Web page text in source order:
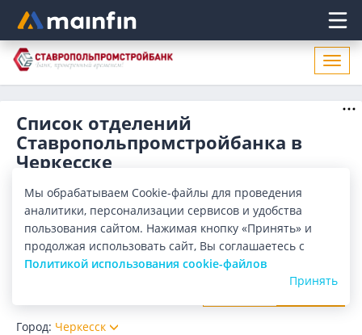
Главное меню
Список отделений
Ставропольпромстройбанка в
Черкесске
Адреса отделений Ставропольпромстройбанка в
Черкесске. Список адресов, поиск ближайшего отделения
Ставропольпромстройбанка в Черкесске по адресу,
названию. Часы работы, телефоны, контактные данные.
Показать весь
Отделения
Банкоматы
Город: Черкесск
Мы обрабатываем Cookie-файлы для проведения
аналитики, персонализации сервисов и удобства
пользования сайтом. Нажимая кнопку «Принять» и
продолжая использовать сайт, Вы соглашаетесь с
Политикой использования cookie-файлов
Принять